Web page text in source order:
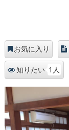
お気に入り
知りたい 1人